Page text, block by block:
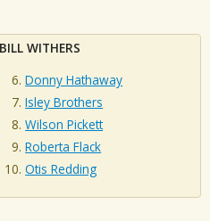
WITHERS
Donny Hathaway
Isley Brothers
Wilson Pickett
Roberta Flack
Otis Redding